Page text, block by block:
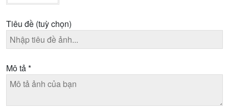
Tiêu đề (tuỳ chọn)
Mô tả*